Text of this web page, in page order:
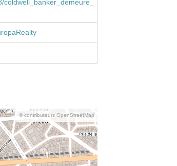
© contributeurs OpenStreetMap